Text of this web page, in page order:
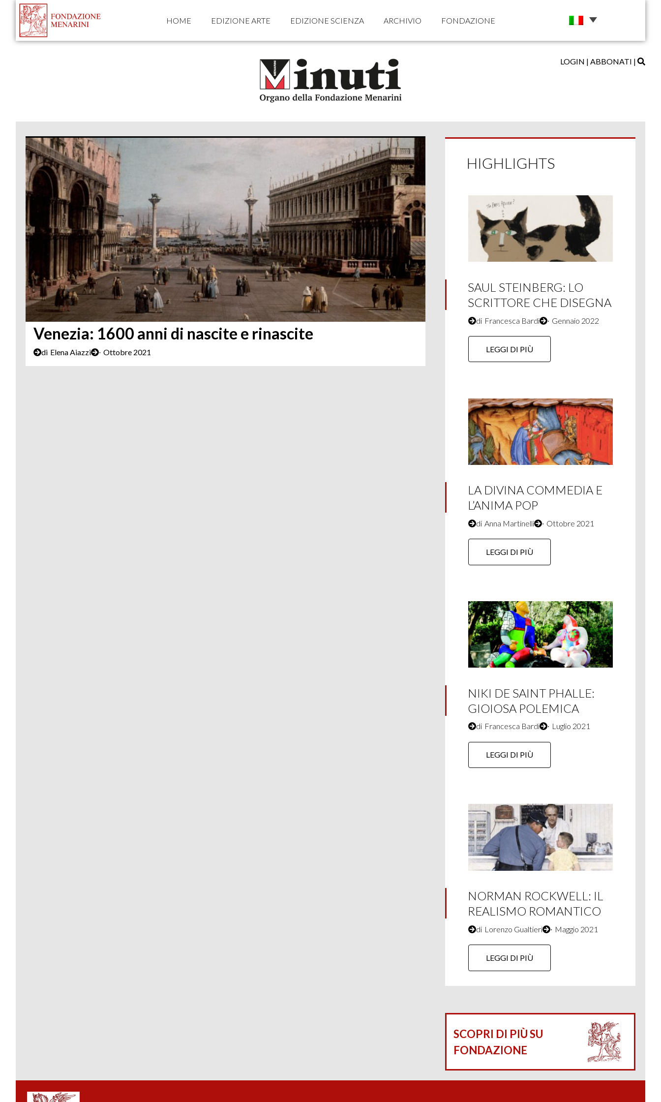
HOME EDIZIONE ARTE EDIZIONE SCIENZA ARCHIVIO FONDAZIONE
LOGIN | ABBONATI |
Venezia: 1600 anni di nascite e rinascite
di Elena Aiazzi ∙ Ottobre 2021
HIGHLIGHTS
SAUL STEINBERG: LO
SCRITTORE CHE DISEGNA
di Francesca Bardi ∙ Gennaio 2022
LEGGI DI PIÙ
LA DIVINA COMMEDIA E
L’ANIMA POP
di Anna Martinelli ∙ Ottobre 2021
LEGGI DI PIÙ
NIKI DE SAINT PHALLE:
GIOIOSA POLEMICA
di Francesca Bardi ∙ Luglio 2021
LEGGI DI PIÙ
NORMAN ROCKWELL: IL
REALISMO ROMANTICO
di Lorenzo Gualtieri ∙ Maggio 2021
LEGGI DI PIÙ
SCOPRI DI PIÙ SU
FONDAZIONE